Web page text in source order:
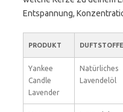
Entspannung,
PRODUKT DUFTSTOFFE
Yankee
Candle
Lavender
Natürliches
Lavendelöl